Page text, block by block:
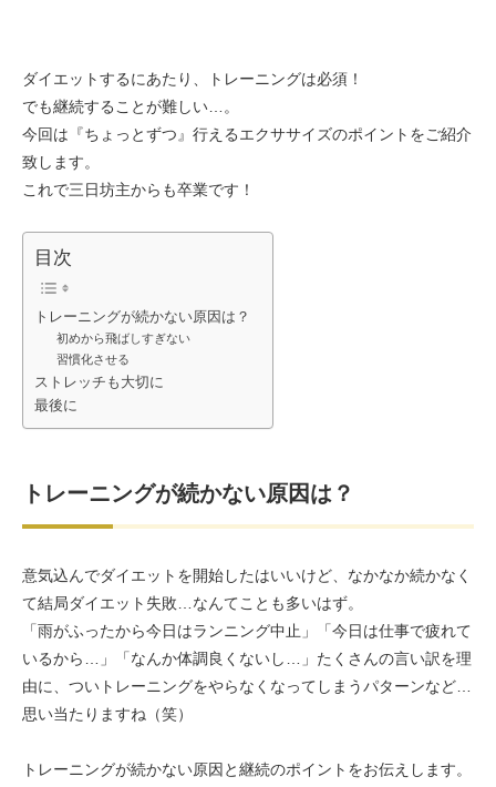
お客様の声（50代以上）
お客様の声（男性）
ダイエットするにあたり、トレーニングは必須！
でも継続することが難しい…。
今回は『ちょっとずつ』行えるエクササイズのポイントをご紹介
致します。
これで三日坊主からも卒業です！
目次
トレーニングが続かない原因は？
初めから飛ばしすぎない
習慣化させる
ストレッチも大切に
最後に
トレーニングが続かない原因は？
意気込んでダイエットを開始したはいいけど、なかなか続かなく
て結局ダイエット失敗…なんてことも多いはず。
「雨がふったから今日はランニング中止」「今日は仕事で疲れて
いるから…」「なんか体調良くないし…」たくさんの言い訳を理
由に、ついトレーニングをやらなくなってしまうパターンなど…
思い当たりますね（笑）
トレーニングが続かない原因と継続のポイントをお伝えします。